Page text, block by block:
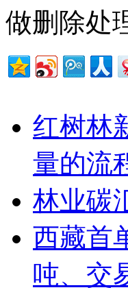
做删除处
红树林
量的流
林业碳
西藏首
吨、交